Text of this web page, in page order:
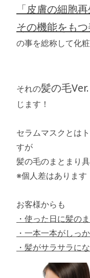
「皮膚の細胞
その機能をもつ
の事を総称して化
それの髪の毛Ver.
じます！
セラムマスクとは
すが
髪の毛のまとまり
※個人差はあります
お客様からも
・使った日に髪の
・一本一本がしっ
・髪がサラサラに